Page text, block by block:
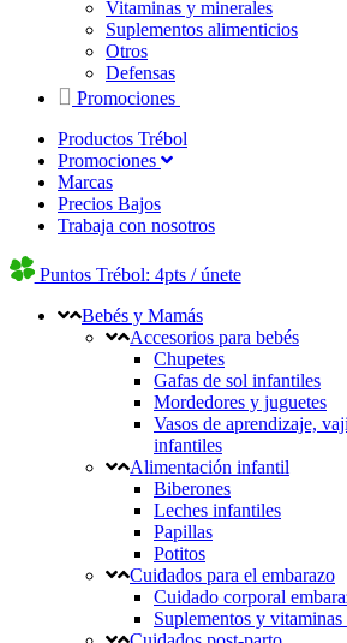
Vitaminas y minerales
Suplementos alimenticios
Otros
Defensas
Promociones
Productos Trébol
Promociones
Marcas
Precios Bajos
Trabaja con nosotros
Puntos Trébol: 4pts / únete
Bebés y Mamás
Accesorios para bebés
Chupetes
Gafas de sol infantiles
Mordedores y juguetes
Vasos de aprendizaje,
infantiles
Alimentación infantil
Biberones
Leches infantiles
Papillas
Potitos
Cuidados para el embarazo
Cuidado corporal
Suplementos y vitaminas